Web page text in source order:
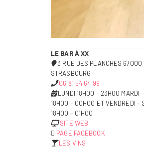
LE BAR À XX
3 RUE DES PLANCHES 67000
STRASBOURG
06 81 54 64 99
LUNDI 18H00 – 23H00 MARDI
18H00 – 00H00 ET VENDREDI –
18H00 – 01H00
SITE WEB
PAGE FACEBOOK
LES VINS